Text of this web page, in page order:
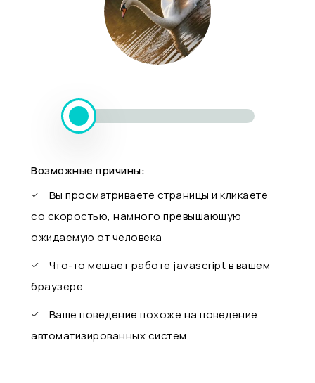
Возможные причины:
Вы просматриваете страницы и кликаете
со скоростью, намного превышающую
ожидаемую от человека
Что-то мешает работе javascript в вашем
браузере
Ваше поведение похоже на поведение
автоматизированных систем